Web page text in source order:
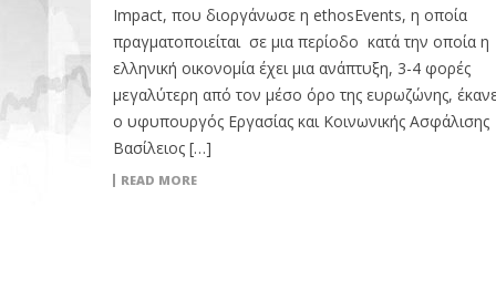
Impact, που διοργάνωσε η ethosEvents, η οποία
πραγματοποιείται σε μια περίοδο κατά την οποία η
ελληνική οικονομία έχει μια ανάπτυξη, 3-4 φορές
μεγαλύτερη από τον μέσο όρο της ευρωζώνης,
ο υφυπουργός Εργασίας και Κοινωνικής Ασφάλισης
Βασίλειος […]
READ MORE